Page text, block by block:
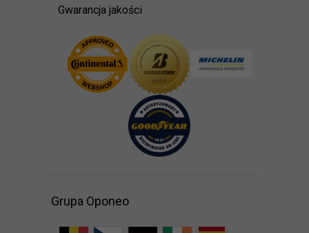
Gwarancja jakości
Grupa Oponeo